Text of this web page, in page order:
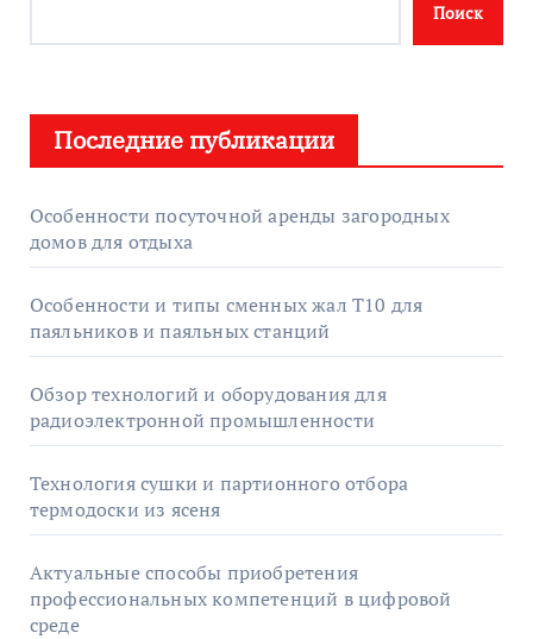
Поиск
Последние публикации
Особенности посуточной аренды загородных
домов для отдыха
Особенности и типы сменных жал T10 для
паяльников и паяльных станций
Обзор технологий и оборудования для
радиоэлектронной промышленности
Технология сушки и партионного отбора
термодоски из ясеня
Актуальные способы приобретения
профессиональных компетенций в цифровой
среде